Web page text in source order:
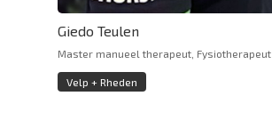
Giedo Teulen
Master manueel therapeut, Fysiotherapeut
Velp + Rheden